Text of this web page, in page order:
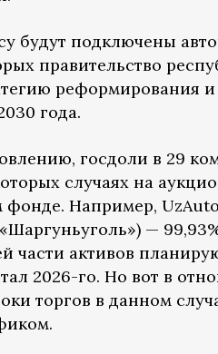
будут подключены
правительство
реформирования
года.
госдоли в 29
случаях на
фонде. Например,
—
части активов
2026-го. Но вот в
торгов в данном